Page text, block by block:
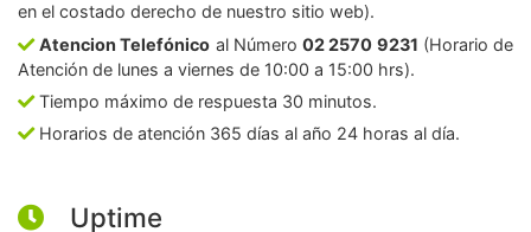
en el costado derecho de nuestro sitio web).
Atencion Telefónico al Número02 2570 9231 (Horario de
Atención de lunes a viernes de 10:00 a 15:00 hrs).
Tiempo máximo de respuesta 30 minutos.
Horarios de atención 365 días al año 24 horas al día.
Uptime